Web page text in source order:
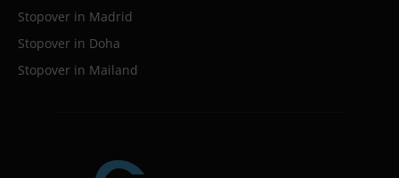
Stopover in Madrid
Stopover in Doha
Stopover in Mailand